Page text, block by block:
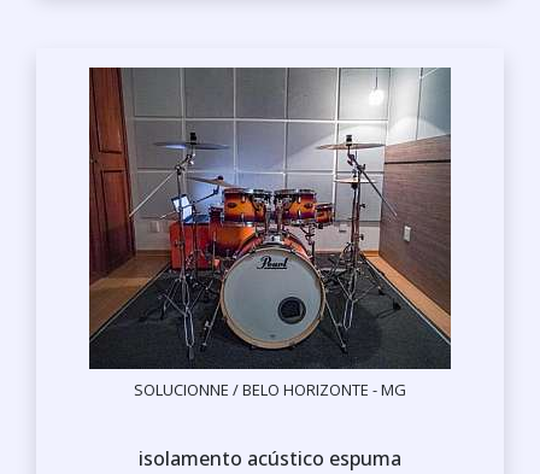
SOLUCIONNE / BELO HORIZONTE - MG
isolamento acústico espuma